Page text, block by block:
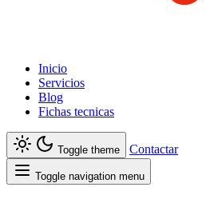
Inicio
Servicios
Blog
Fichas tecnicas
Toggle theme Contactar
Toggle navigation menu